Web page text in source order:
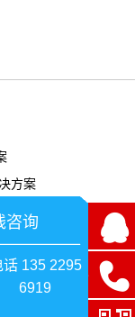
方案
术架构、应用场景、
咨询
话 135 2295
6919